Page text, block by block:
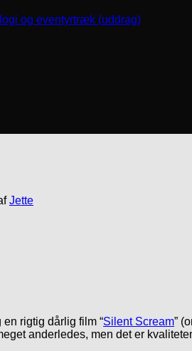
og eventyrtræk (uddrag)
Jette
rigtig dårlig film “Silent Scream”
anderledes, men det er